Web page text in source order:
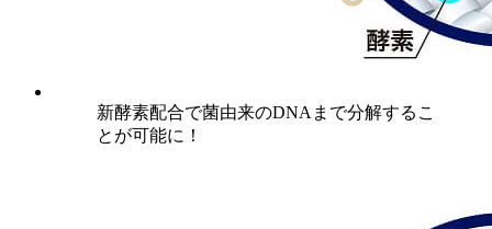
新酵素配合で菌由来のDNAまで分解するこ
とが可能に！